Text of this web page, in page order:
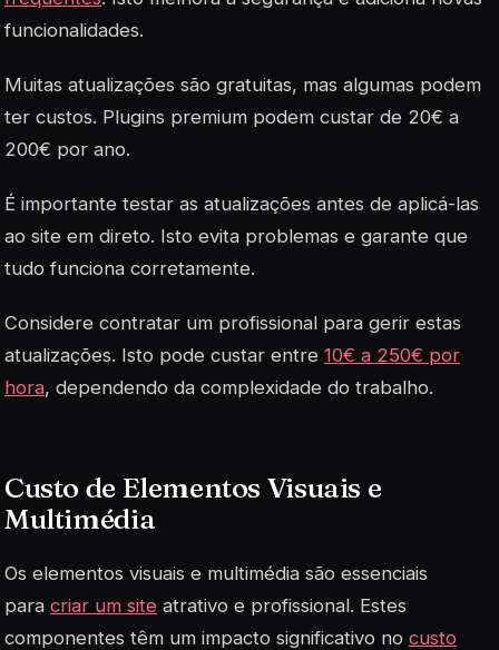
funcionalidades.
Muitas atualizações são gratuitas, mas algumas podem
ter custos. Plugins premium podem custar de 20€ a
200€ por ano.
É importante testar as atualizações antes de aplicá-las
ao site em direto. Isto evita problemas e garante que
tudo funciona corretamente.
Considere contratar um profissional para gerir estas
atualizações. Isto pode custar entre 10€ a 250€ por
hora, dependendo da complexidade do trabalho.
Custo de Elementos Visuais e
Multimédia
Os elementos visuais e multimédia são essenciais
para criar um site atrativo e profissional. Estes
componentes têm um impacto significativo no custo